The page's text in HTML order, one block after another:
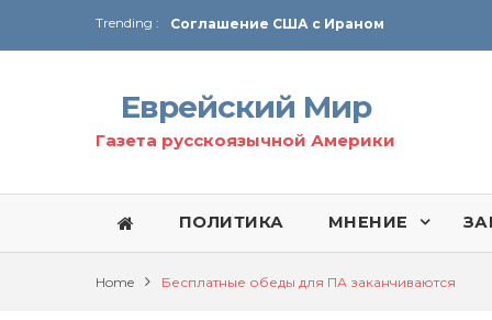
Trending :
Соглашение США с Ираном
Технология Революции в Иране
От Ирана до Ливана и Газы
Еврейский Мир
Газета русскоязычной Америки
ПОЛИТИКА МНЕНИЕ
Home Бесплатные обеды для ПА заканчиваются